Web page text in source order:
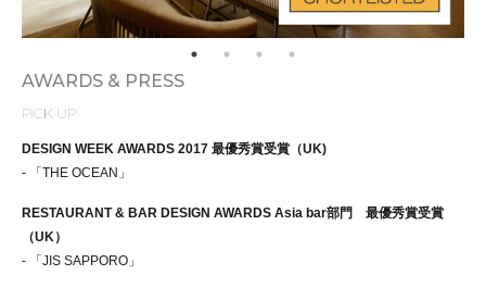
AWARDS & PRESS
PICK UP
DESIGN WEEK AWARDS 2017 最優秀賞受賞（UK)
- 「THE OCEAN」
RESTAURANT & BAR DESIGN AWARDS Asia bar部門 最優秀賞受賞
（UK）
- 「JIS SAPPORO」